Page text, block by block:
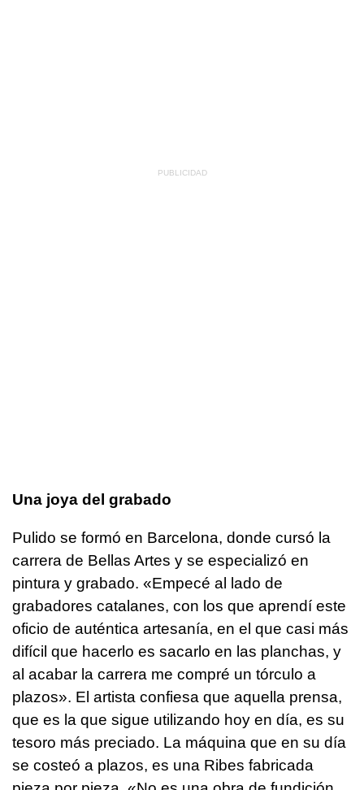
Una joya del grabado
Pulido se formó en Barcelona, donde cursó la
carrera de Bellas Artes y se especializó en
pintura y grabado. «Empecé al lado de
grabadores catalanes, con los que aprendí este
oficio de auténtica artesanía, en el que casi más
difícil que hacerlo es sacarlo en las planchas, y
al acabar la carrera me compré un tórculo a
plazos». El artista confiesa que aquella prensa,
que es la que sigue utilizando hoy en día, es su
tesoro más preciado. La máquina que en su día
se costeó a plazos, es una Ribes fabricada